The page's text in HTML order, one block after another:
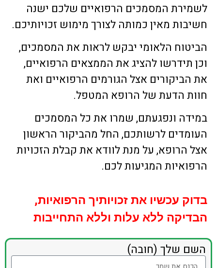
לשמירת המסמכים הרפואיים שלכם ישנה
חשיבות מאין כמותה לצורך מימוש זכויותיכם.
הביטוח הלאומי יבקש לראות את המסמכים,
וכן תידרשו להציג את הממצאים הרפואיים,
את הביקורים אצל הגורמים הרפואיים ואת
חוות הדעת של הרופא המטפל.
במידה ונפגעתם, שמרו את כל המסמכים
העומדים לרשותכם, החל מהביקור הראשון
אצל הרופא, על מנת לוודא את קבלת הזכויות
הרפואיות המגיעות לכם.
בדוק עכשיו את זכויותיך הרפואיות,
הבדיקה ללא עלות וללא התחייבות
השם שלך (חובה)